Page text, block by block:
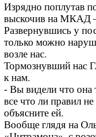
Изрядно поплутав
выскочив на МКАД –
Развернувшись у
только можно
возле нас.
Тормознувший нас
к нам.
- Вы видели что она
все что ли правил
объясните ей.
Вообще глядя на